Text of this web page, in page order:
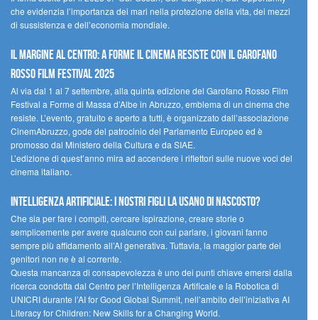
che evidenzia l’importanza dei mari nella protezione della vita, dei mezzi
di sussistenza e dell’economia mondiale.
Il margine al centro: a Forme il cinema resiste con il Garofano
Rosso Film Festival 2025
Al via dal 1 al 7 settembre, alla quinta edizione del Garofano Rosso Film
Festival a Forme di Massa d’Albe in Abruzzo, emblema di un cinema che
resiste. L’evento, gratuito e aperto a tutti, è organizzato dall’associazione
CinemAbruzzo, gode del patrocinio del Parlamento Europeo ed è
promosso dal Ministero della Cultura e da SIAE.
L’edizione di quest’anno mira ad accendere i riflettori sulle nuove voci del
cinema italiano.
Intelligenza artificiale: i nostri figli la usano di nascosto?
Che sia per fare i compiti, cercare ispirazione, creare storie o
semplicemente per avere qualcuno con cui parlare, i giovani fanno
sempre più affidamento all’AI generativa. Tuttavia, la maggior parte dei
genitori non ne è al corrente.
Questa mancanza di consapevolezza è uno dei punti chiave emersi dalla
ricerca condotta dal Centro per l’Intelligenza Artificale e la Robotica di
UNICRI durante l’AI for Good Global Summit, nell’ambito dell’iniziativa AI
Literacy for Children: New Skills for a Changing World.